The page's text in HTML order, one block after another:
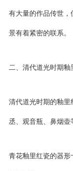
有大量的作品传世
景有着紧密的联系。
二、清代道光时期
清代道光时期的釉
丞、观音瓶、鼻烟壶
青花釉里红瓷的器